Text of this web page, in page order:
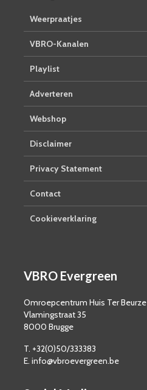
Weerpraatjes
VBRO-Kanalen
Playlist
Adverteren
Webshop
Disclaimer
Privacy Statement
Contact
Cookieverklaring
VBRO Evergreen
Omroepcentrum Huis Ter Beurze
Vlamingstraat 35
8000 Brugge
T. +32(0)50/333383
E. info@vbroevergreen.be